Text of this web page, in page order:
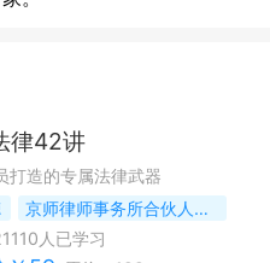
律42讲
打造的专属法律武器
京师律师事务所合伙人，资深律师
人已学习